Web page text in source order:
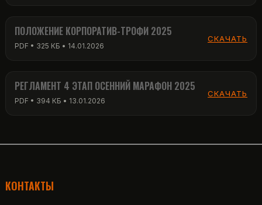
ПОЛОЖЕНИЕ КОРПОРАТИВ-ТРОФИ 2025
PDF • 325 КБ • 14.01.2026
СКАЧАТЬ
РЕГЛАМЕНТ 4 ЭТАП ОСЕННИЙ МАРАФОН 2025
PDF • 394 КБ • 13.01.2026
СКАЧАТЬ
КОНТАКТЫ